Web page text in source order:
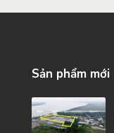
Sản phẩm mới